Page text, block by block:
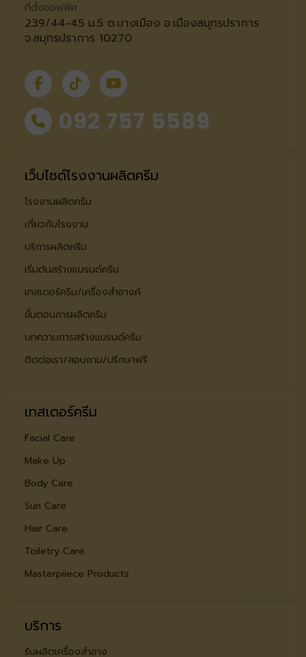
ที่ตั้งออฟฟิศ
239/44-45 ม.5 ต.บางเมือง อ.เมืองสมุทรปราการ
จ.สมุทรปราการ 10270
092 757 5589
เว็บไซต์โรงงานผลิตครีม
โรงงานผลิตครีม
เกี่ยวกับโรงงาน
บริการผลิตครีม
เริ่มต้นสร้างแบรนด์ครีม
เทสเตอร์ครีม/เครื่องสำอางค์
ขั้นตอนการผลิตครีม
บทความการสร้างแบรนด์ครีม
ติดต่อเรา/สอบถาม/ปรีกษาฟรี
เทสเตอร์ครีม
Facial Care
Make Up
Body Care
Sun Care
Hair Care
Toiletry Care
Masterpiiece Products
บริการ
รับผลิตเครื่องสำอาง